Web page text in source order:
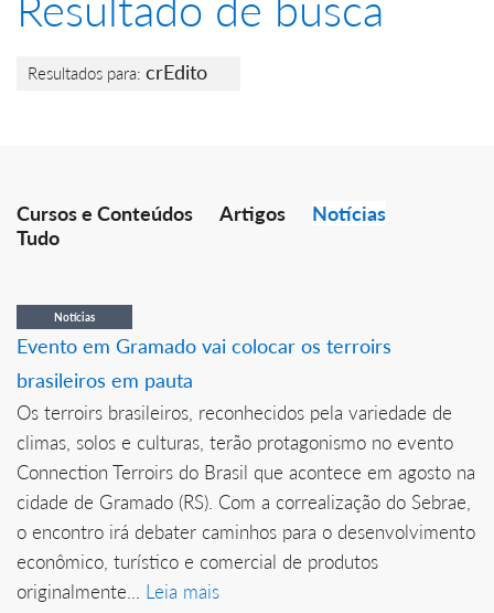
Resultados para: crEdito
Cursos e Conteúdos Artigos
Notícias
Tudo
Notícias
Evento em Gramado vai colocar os terroirs
brasileiros em pauta
Os terroirs brasileiros, reconhecidos pela variedade de
climas, solos e culturas, terão protagonismo no evento
Connection Terroirs do Brasil que acontece em agosto na
cidade de Gramado (RS). Com a correalização do Sebrae,
o encontro irá debater caminhos para o desenvolvimento
econômico, turístico e comercial de produtos
originalmente... Leia mais